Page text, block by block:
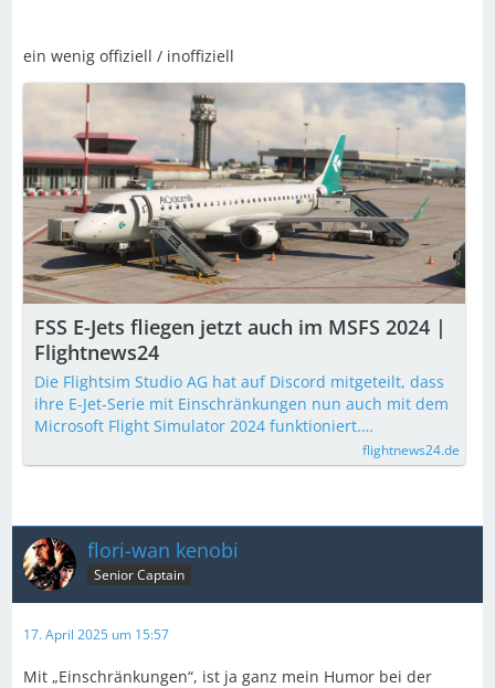
ein wenig offiziell / inoffiziell
FSS E-Jets fliegen jetzt auch im MSFS 2024 |
Flightnews24
Die Flightsim Studio AG hat auf Discord mitgeteilt, dass
ihre E-Jet-Serie mit Einschränkungen nun auch mit dem
Microsoft Flight Simulator 2024 funktioniert.…
flightnews24.de
flori-wan kenobi
Senior Captain
17. April 2025 um 15:57
Mit „Einschränkungen“, ist ja ganz mein Humor bei der